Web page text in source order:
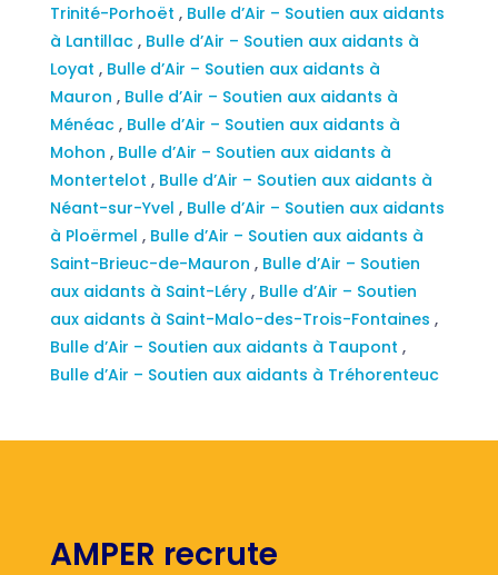
Trinité-Porhoët , Bulle d’Air – Soutien aux aidants
à Lantillac , Bulle d’Air – Soutien aux aidants à
Loyat , Bulle d’Air – Soutien aux aidants à
Mauron , Bulle d’Air – Soutien aux aidants à
Ménéac , Bulle d’Air – Soutien aux aidants à
Mohon , Bulle d’Air – Soutien aux aidants à
Montertelot , Bulle d’Air – Soutien aux aidants à
Néant-sur-Yvel , Bulle d’Air – Soutien aux aidants
à Ploërmel , Bulle d’Air – Soutien aux aidants à
Saint-Brieuc-de-Mauron , Bulle d’Air – Soutien
aux aidants à Saint-Léry , Bulle d’Air – Soutien
aux aidants à Saint-Malo-des-Trois-Fontaines ,
Bulle d’Air – Soutien aux aidants à Taupont ,
Bulle d’Air – Soutien aux aidants à Tréhorenteuc
AMPER recrute